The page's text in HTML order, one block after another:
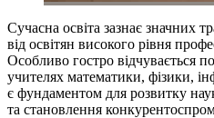
Сучасна освіта зазнає значних
від освітян високого рівня
Особливо гостро відчувається
учителях математики, фізики,
є фундаментом для розвитку
та становлення